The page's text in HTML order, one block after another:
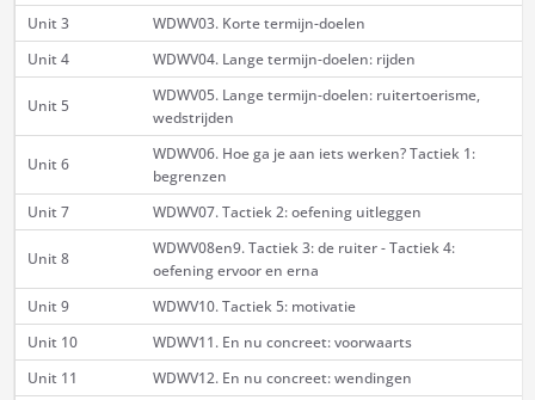
Unit 3
WDWV03. Korte termijn-doelen
Unit 4
WDWV04. Lange termijn-doelen: rijden
Unit 5
WDWV05. Lange termijn-doelen: ruitertoerisme,
wedstrijden
Unit 6
WDWV06. Hoe ga je aan iets werken? Tactiek 1:
begrenzen
Unit 7
WDWV07. Tactiek 2: oefening uitleggen
Unit 8
WDWV08en9. Tactiek 3: de ruiter - Tactiek 4:
oefening ervoor en erna
Unit 9
WDWV10. Tactiek 5: motivatie
Unit 10
WDWV11. En nu concreet: voorwaarts
Unit 11
WDWV12. En nu concreet: wendingen